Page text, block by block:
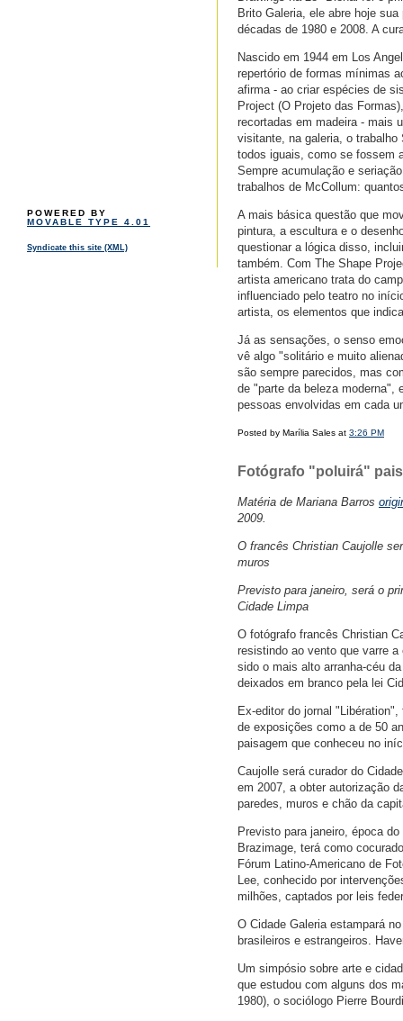
POWERED BY
MOVABLE TYPE 4.01
Syndicate this site (XML)
Brito Galeria, ele abre hoje
décadas de 1980 e 2008. A
Nascido em 1944 em Los
repertório de formas mínimas
afirma - ao criar espécies de
Project (O Projeto das
recortadas em madeira - mais
visitante, na galeria, o
todos iguais, como se fossem
Sempre acumulação e
trabalhos de McCollum:
A mais básica questão que
pintura, a escultura e o
questionar a lógica disso,
também. Com The Shape
artista americano trata do
influenciado pelo teatro no
artista, os elementos que
Já as sensações, o senso
vê algo "solitário e muito
são sempre parecidos, mas
de "parte da beleza moderna",
pessoas envolvidas em cada
Posted by Marília Sales at 3:26 PM
Fotógrafo "poluirá"
Matéria de Mariana Barros
2009.
O francês Christian Caujolle
muros
Previsto para janeiro, será o
Cidade Limpa
O fotógrafo francês Christian
resistindo ao vento que varre
sido o mais alto arranha-céu
deixados em branco pela lei
Ex-editor do jornal
de exposições como a de 50
paisagem que conheceu no
Caujolle será curador do
em 2007, a obter autorização
paredes, muros e chão da
Previsto para janeiro, época
Brazimage, terá como
Fórum Latino-Americano de
Lee, conhecido por
milhões, captados por leis
O Cidade Galeria estampará
brasileiros e estrangeiros.
Um simpósio sobre arte e
que estudou com alguns dos
1980), o sociólogo Pierre